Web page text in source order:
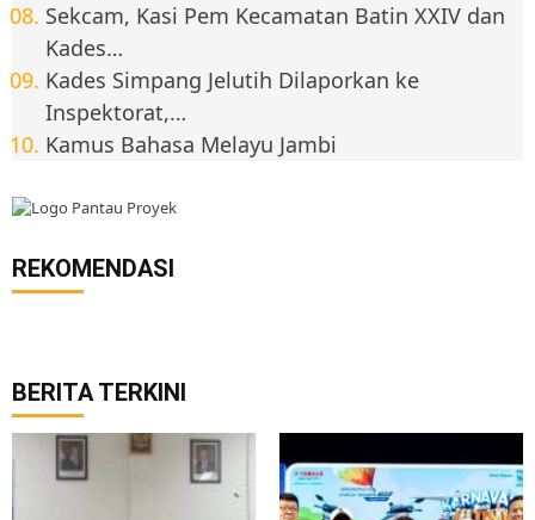
Sekcam, Kasi Pem Kecamatan Batin XXIV dan
Kades…
Kades Simpang Jelutih Dilaporkan ke
Inspektorat,…
Kamus Bahasa Melayu Jambi
REKOMENDASI
BERITA TERKINI